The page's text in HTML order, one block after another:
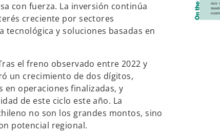
con fuerza. La inversión continúa
creciente por sectores
y soluciones basadas en
el freno observado entre 2022 y
un crecimiento de dos dígitos,
en operaciones finalizadas, y
de este ciclo este año. La
no son los grandes montos, sino
potencial regional.